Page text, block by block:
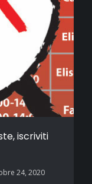
iscriviti
24, 2020